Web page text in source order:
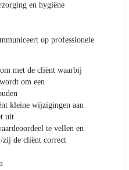
en hygiëne
op professionele
met de cliënt waarbij
om een
kleine wijzigingen aan
uit
te vellen en
zij de cliënt correct